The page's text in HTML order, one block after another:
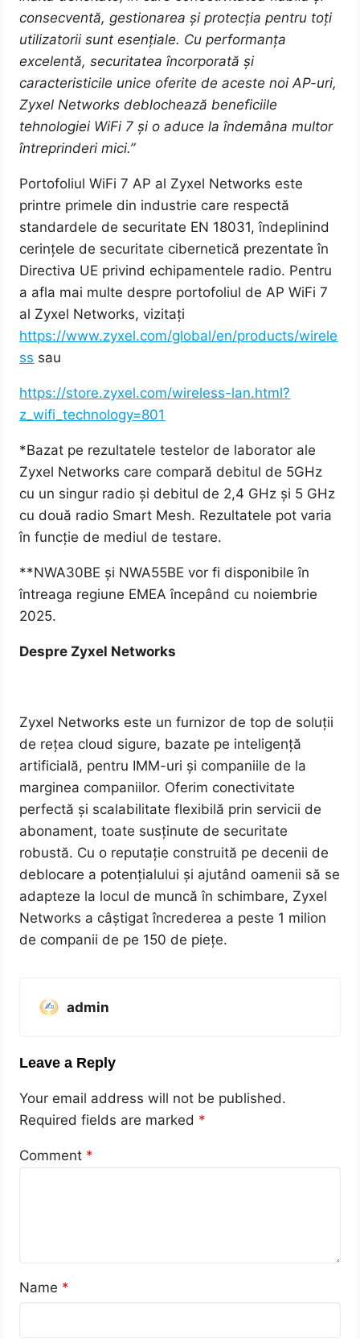
consecventă, gestionarea și protecția pentru toți
utilizatorii sunt esențiale. Cu performanța
excelentă, securitatea încorporată și
caracteristicile unice oferite de aceste noi AP-uri,
Zyxel Networks deblochează beneficiile
tehnologiei WiFi 7 și o aduce la îndemâna multor
întreprinderi mici.”
Portofoliul WiFi 7 AP al Zyxel Networks este
printre primele din industrie care respectă
standardele de securitate EN 18031, îndeplinind
cerințele de securitate cibernetică prezentate în
Directiva UE privind echipamentele radio. Pentru
a afla mai multe despre portofoliul de AP WiFi 7
al Zyxel Networks, vizitați
https://www.zyxel.com/global/en/products/wirele
ss sau
https://store.zyxel.com/wireless-lan.html?
z_wifi_technology=801
*Bazat pe rezultatele testelor de laborator ale
Zyxel Networks care compară debitul de 5GHz
cu un singur radio și debitul de 2,4 GHz și 5 GHz
cu două radio Smart Mesh. Rezultatele pot varia
în funcție de mediul de testare.
**NWA30BE și NWA55BE vor fi disponibile în
întreaga regiune EMEA începând cu noiembrie
2025.
Despre Zyxel Networks
Zyxel Networks este un furnizor de top de soluții
de rețea cloud sigure, bazate pe inteligență
artificială, pentru IMM-uri și companiile de la
marginea companiilor. Oferim conectivitate
perfectă și scalabilitate flexibilă prin servicii de
abonament, toate susținute de securitate
robustă. Cu o reputație construită pe decenii de
deblocare a potențialului și ajutând oamenii să se
adapteze la locul de muncă în schimbare, Zyxel
Networks a câștigat încrederea a peste 1 milion
de companii de pe 150 de piețe.
admin
Leave a Reply
Your email address will not be published.
Required fields are marked *
Comment *
Name *